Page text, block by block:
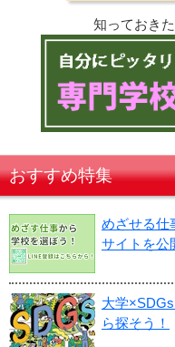
知っておき
おすすめ特集
めざせる仕
サイトを公
大学
ら探そう！